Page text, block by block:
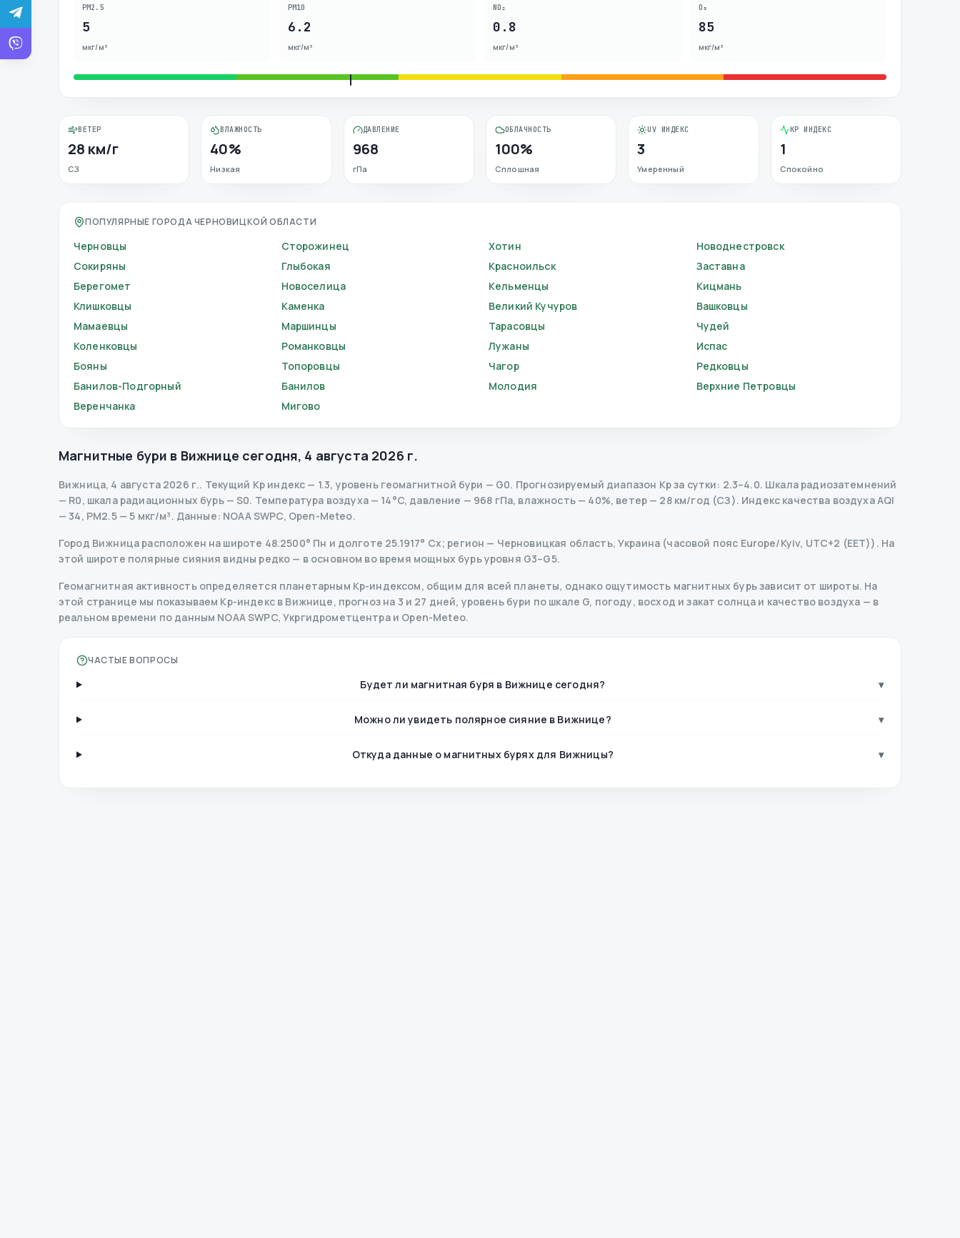
PM2.5
5
мкг/м³
PM10
6.2
мкг/м³
NO₂
0.8
мкг/м³
O₃
85
мкг/м³
ВЕТЕР
28 км/г
СЗ
ВЛАЖНОСТЬ
40%
Низкая
ДАВЛЕНИЕ
968
гПа
ОБЛАЧНОСТЬ
100%
Сплошная
UV ИНДЕКС
3
Умеренный
KP ИНДЕКС
1
Спокойно
ПОПУЛЯРНЫЕ ГОРОДА ЧЕРНОВИЦКОЙ ОБЛАСТИ
Черновцы Сторожинец Хотин
Новоднестровск
Сокиряны
Глыбокая Красноильск
Заставна
Берегомет
Новоселица Кельменцы
Кицмань
Клишковцы
Каменка Великий Кучуров
Вашковцы
Мамаевцы
Маршинцы Тарасовцы
Чудей
Коленковцы
Романковцы Лужаны
Испас
Бояны
Топоровцы Чагор
Редковцы
Банилов-Подгорный
Банилов Молодия
Верхние Петровцы
Веренчанка
Мигово
Магнитные бури в Вижнице сегодня, 4 августа 2026 г.
Вижница, 4 августа 2026 г.. Текущий Kp индекс — 1.3, уровень геомагнитной бури — G0. Прогнозируемый диапазон Kp за сутки: 2.3–4.0. Шкала радиозатемнений
— R0, шкала радиационных бурь— S0. Температура воздуха — 14°C, давление — 968 гПа, влажность — 40%, ветер — 28 км/год (СЗ). Индекс качества воздуха AQI
— 34, PM2.5 — 5 мкг/м³. Данные: NOAA SWPC, Open-Meteo.
Город Вижница расположен на широте 48.2500° Пн и долготе 25.1917° Сх; регион — Черновицкая область, Украина (часовой пояс Europe/Kyiv, UTC+2 (EET)). На
этой широте полярные сияния видны редко — в основном во время мощных бурь уровня G3–G5.
Геомагнитная активность определяется планетарным Kp-индексом, общим для всей планеты, однако ощутимость магнитных бурь зависит от широты. На
этой странице мы показываем Kp-индекс в Вижнице, прогноз на 3 и 27 дней, уровень бури по шкале G, погоду, восход и закат солнца и качество воздуха — в
реальном времени по данным NOAA SWPC, Укргидрометцентра и Open-Meteo.
ЧАСТЫЕ ВОПРОСЫ
Будет ли магнитная буря в Вижнице сегодня? ▾
Можно ли увидеть полярное сияние в Вижнице? ▾
Откуда данные о магнитных бурях для Вижницы? ▾